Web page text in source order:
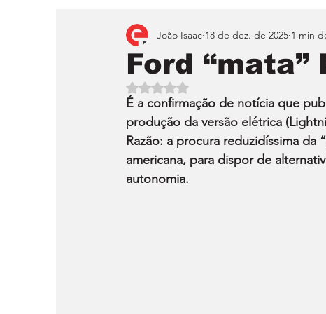
Ford “mata”
João Isaac 18 de dez. de 2025 1 min
Avaliado com NaN de 5 estrelas.
É a confirmação de notícia que
produção da versão elétrica
Razão: a procura reduzidíssima
americana, para dispor de
autonomia.